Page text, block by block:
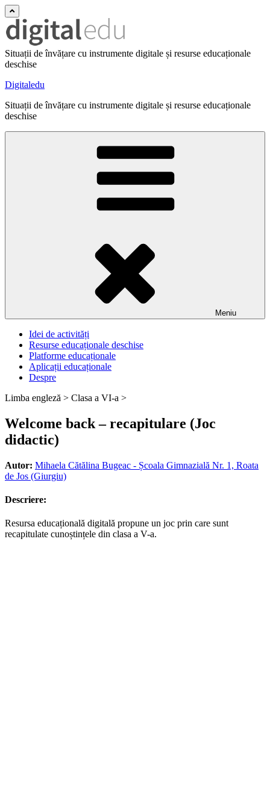
Situații de învățare cu instrumente digitale și resurse educaționale
deschise
Digitaledu
Situații de învățare cu instrumente digitale și resurse educaționale
deschise
Meniu
Idei de activități
Resurse educaționale deschise
Platforme educaționale
Aplicații educaționale
Despre
Limba engleză > Clasa a VI-a >
Welcome back – recapitulare (Joc
didactic)
Autor: Mihaela Cătălina Bugeac - Școala Gimnazială Nr. 1, Roata
de Jos (Giurgiu)
Descriere:
Resursa educațională digitală propune un joc prin care sunt
recapitulate cunoștințele din clasa a V-a.